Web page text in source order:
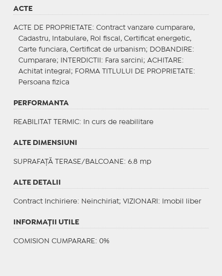
ACTE
ACTE DE PROPRIETATE : Contract vanzare cumparare,
Cadastru, Intabulare, Rol fiscal, Certificat energetic,
Carte funciara, Certificat de urbanism;
DOBANDIRE :
Cumparare;
INTERDICTII : Fara sarcini; ACHITARE :
Achitat integral; FORMA TITLULUI DE PROPRIETATE :
Persoana fizica
PERFORMANTA
REABILITAT TERMIC: In curs de reabilitare
ALTE DIMENSIUNI
SUPRAFAȚĂ TERASE/BALCOANE: 6.8 mp
ALTE DETALII
Contract Inchiriere: Neinchiriat; VIZIONARI : Imobil liber
INFORMAŢII UTILE
COMISION CUMPARARE: 0%